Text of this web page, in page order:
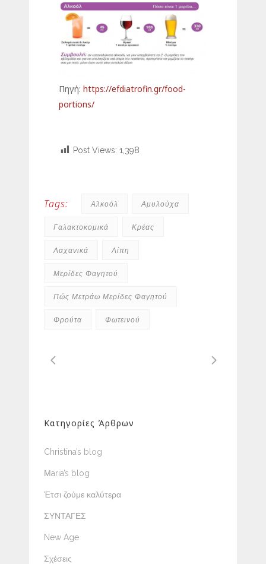
Πηγή: https://efdiatrofin.gr/food-
portions/
Post Views: 1,398
Tags: Αλκοόλ Αμυλούχα
Γαλακτοκομικά Κρέας
Λαχανικά Λίπη
Μερίδες Φαγητού
Πώς Μετράω Μερίδες Φαγητού
Φρούτα Φωτεινού
Κατηγορίες Άρθρων
Christina’s blog
Μaria’s blog
Έτσι ζούμε καλύτερα
ΣΥΝΤΑΓΕΣ
New Age
Σχέσεις